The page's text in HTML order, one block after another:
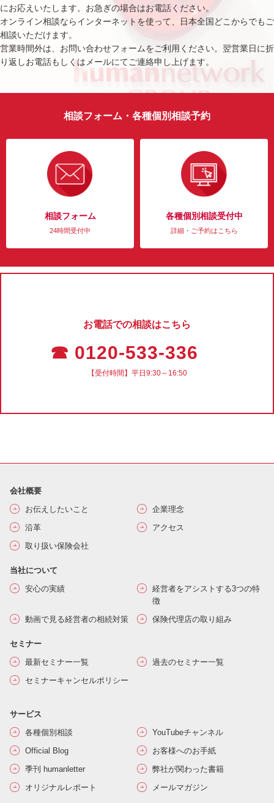
にお応えいたします。お急ぎの場合はお電話ください。
オンライン相談ならインターネットを使って、日本全国どこからでもご
相談いただけます。
営業時間外は、お問い合わせフォームをご利用ください。翌営業日に折
り返しお電話もしくはメールにてご連絡申し上げます。
相談フォーム・各種個別相談予約
相談フォーム
24時間受付中
各種個別相談受付中
詳細・ご予約はこちら
お電話での相談はこちら
☎ 0120-533-336
【受付時間】平日9:30～16:50
会社概要
お伝えしたいこと
企業理念
沿革
アクセス
取り扱い保険会社
当社について
安心の実績
経営者をアシストする3つの特
徴
動画で見る経営者の相続対策
保険代理店の取り組み
セミナー
最新セミナー一覧
過去のセミナー一覧
セミナーキャンセルポリシー
サービス
各種個別相談
YouTubeチャンネル
Official Blog
お客様へのお手紙
季刊 humanletter
弊社が関わった書籍
オリジナルレポート
メールマガジン